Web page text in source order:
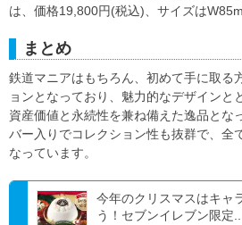
は、価格19,800円(税込)、サイズは
まとめ
鉄道マニアはもちろん、初めて手に取る
ョンとなっており、魅力的なデザインと
資産価値と永続性を兼ね備えた逸品とな
バー入りでコレクション性も抜群で、全
なっています。
今年のクリスマスはキャ
う！セブンイレブン限定...